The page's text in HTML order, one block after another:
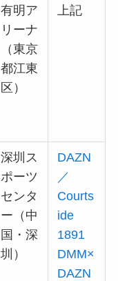
有明ア
リーナ
（東京
都江東
区）
上記
深圳ス
ポーツ
センタ
ー（中
国・深
圳）
DAZN
／
Courts
ide
1891
DMM×
DAZN